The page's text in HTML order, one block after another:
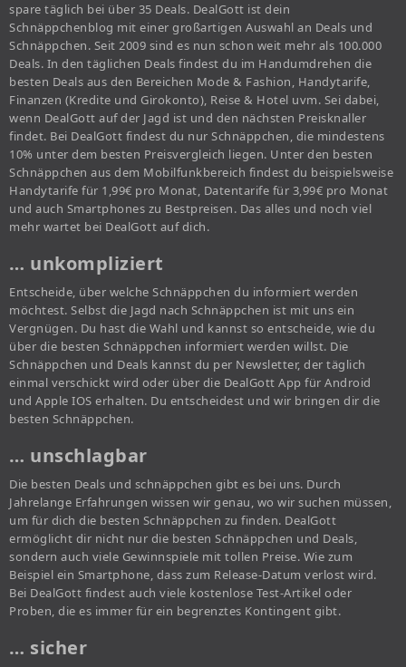
spare täglich bei über 35 Deals. DealGott ist dein
Schnäppchenblog mit einer großartigen Auswahl an Deals und
Schnäppchen. Seit 2009 sind es nun schon weit mehr als 100.000
Deals. In den täglichen Deals findest du im Handumdrehen die
besten Deals aus den Bereichen Mode & Fashion, Handytarife,
Finanzen (Kredite und Girokonto), Reise & Hotel uvm. Sei dabei,
wenn DealGott auf der Jagd ist und den nächsten Preisknaller
findet. Bei DealGott findest du nur Schnäppchen, die mindestens
10% unter dem besten Preisvergleich liegen. Unter den besten
Schnäppchen aus dem Mobilfunkbereich findest du beispielsweise
Handytarife für 1,99€ pro Monat, Datentarife für 3,99€ pro Monat
und auch Smartphones zu Bestpreisen. Das alles und noch viel
mehr wartet bei DealGott auf dich.
… unkompliziert
Entscheide, über welche Schnäppchen du informiert werden
möchtest. Selbst die Jagd nach Schnäppchen ist mit uns ein
Vergnügen. Du hast die Wahl und kannst so entscheide, wie du
über die besten Schnäppchen informiert werden willst. Die
Schnäppchen und Deals kannst du per Newsletter, der täglich
einmal verschickt wird oder über die DealGott App für Android
und Apple IOS erhalten. Du entscheidest und wir bringen dir die
besten Schnäppchen.
… unschlagbar
Die besten Deals und schnäppchen gibt es bei uns. Durch
Jahrelange Erfahrungen wissen wir genau, wo wir suchen müssen,
um für dich die besten Schnäppchen zu finden. DealGott
ermöglicht dir nicht nur die besten Schnäppchen und Deals,
sondern auch viele Gewinnspiele mit tollen Preise. Wie zum
Beispiel ein Smartphone, dass zum Release-Datum verlost wird.
Bei DealGott findest auch viele kostenlose Test-Artikel oder
Proben, die es immer für ein begrenztes Kontingent gibt.
… sicher